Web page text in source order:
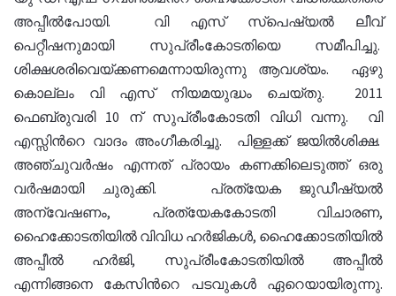
അപ്പീല്‍പോയി. വി എസ് സ്പെഷ്യല്‍ ലീവ്
പെറ്റീഷനുമായി സുപ്രീംകോടതിയെ സമീപിച്ചു.
ശിക്ഷശരിവെയ്ക്കണമെന്നായിരുന്നു ആവശ്യം. ഏഴു
കൊല്ലം വി എസ് നിയമയുദ്ധം ചെയ്തു. 2011
ഫെബ്രുവരി 10 ന് സുപ്രീംകോടതി വിധി വന്നു. വി
എസ്സിന്‍റെ വാദം അംഗീകരിച്ചു. പിള്ളക്ക് ജയില്‍ശിക്ഷ.
അഞ്ചുവര്‍ഷം എന്നത് പ്രായം കണക്കിലെടുത്ത് ഒരു
വര്‍ഷമായി ചുരുക്കി. പ്രത്യേക ജുഡീഷ്യല്‍
അന്വേഷണം, പ്രത്യേകകോടതി വിചാരണ,
ഹൈക്കോടതിയില്‍ വിവിധ ഹര്‍ജികള്‍, ഹൈക്കോടതിയില്‍
അപ്പീല്‍ ഹര്‍ജി, സുപ്രീംകോടതിയില്‍ അപ്പീല്‍
എന്നിങ്ങനെ കേസിന്‍റെ പടവുകള്‍ ഏറെയായിരുന്നു.